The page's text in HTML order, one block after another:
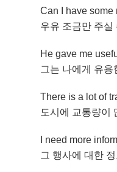
Can I have some
우유 조금만 주실
He gave me
그는 나에게 유용
There is a lot of
도시에 교통량이
I need more
그 행사에 대한